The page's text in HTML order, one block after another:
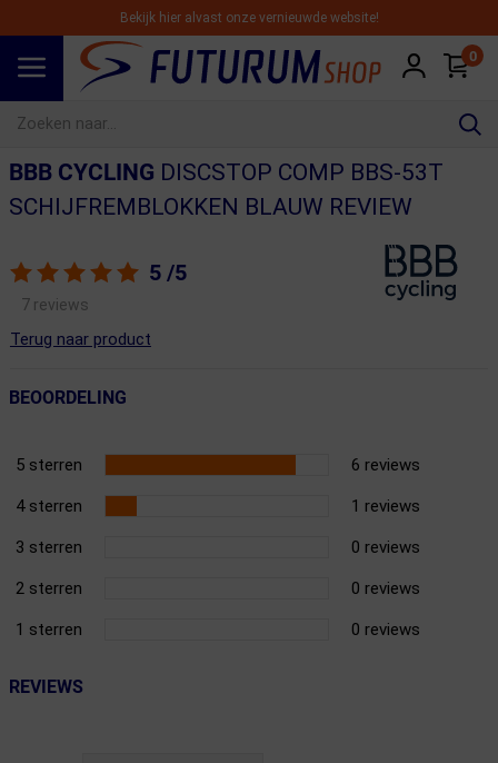
Bekijk hier alvast onze vernieuwde website!
0
BBB CYCLING DISCSTOP COMP BBS-53T
SCHIJFREMBLOKKEN BLAUW REVIEW
5 /5
7 reviews
Terug naar product
BEOORDELING
5 sterren 6 reviews
4 sterren 1 reviews
3 sterren 0 reviews
2 sterren 0 reviews
1 sterren 0 reviews
REVIEWS